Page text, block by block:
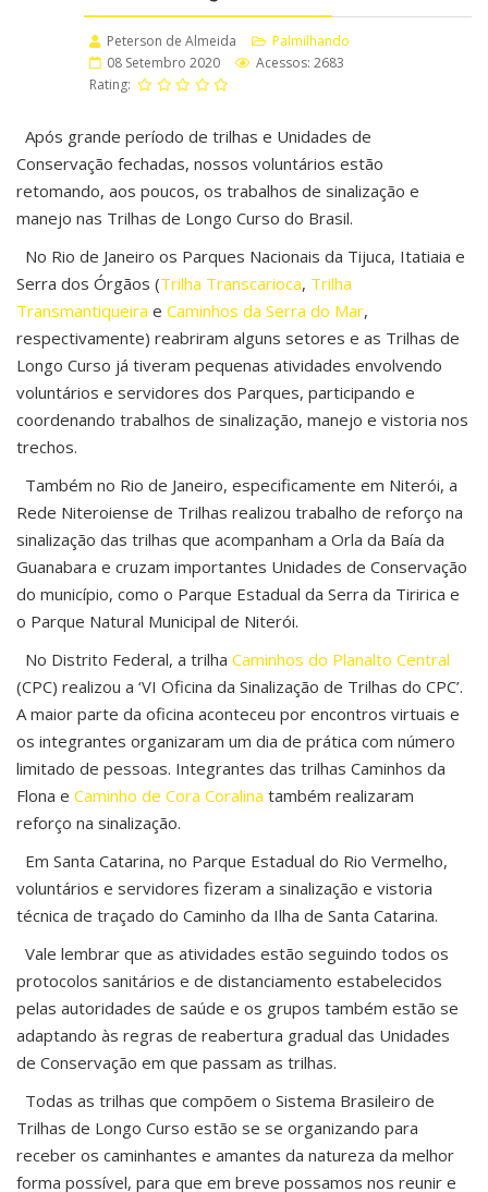
Peterson de Almeida
Palmilhando
08 Setembro 2020
Acessos: 2683
Rating:
Após grande período de trilhas e Unidades de
Conservação fechadas, nossos voluntários estão
retomando, aos poucos, os trabalhos de sinalização e
manejo nas Trilhas de Longo Curso do Brasil.
No Rio de Janeiro os Parques Nacionais da Tijuca, Itatiaia e
Serra dos Órgãos (Trilha Transcarioca, Trilha
Transmantiqueira e Caminhos da Serra do Mar,
respectivamente) reabriram alguns setores e as Trilhas de
Longo Curso já tiveram pequenas atividades envolvendo
voluntários e servidores dos Parques, participando e
coordenando trabalhos de sinalização, manejo e vistoria nos
trechos.
Também no Rio de Janeiro, especificamente em Niterói, a
Rede Niteroiense de Trilhas realizou trabalho de reforço na
sinalização das trilhas que acompanham a Orla da Baía da
Guanabara e cruzam importantes Unidades de Conservação
do município, como o Parque Estadual da Serra da Tiririca e
o Parque Natural Municipal de Niterói.
No Distrito Federal, a trilha Caminhos do Planalto Central
(CPC) realizou a ‘VI Oficina da Sinalização de Trilhas do CPC’.
A maior parte da oficina aconteceu por encontros virtuais e
os integrantes organizaram um dia de prática com número
limitado de pessoas. Integrantes das trilhas Caminhos da
Flona e Caminho de Cora Coralina também realizaram
reforço na sinalização.
Em Santa Catarina, no Parque Estadual do Rio Vermelho,
voluntários e servidores fizeram a sinalização e vistoria
técnica de traçado do Caminho da Ilha de Santa Catarina.
Vale lembrar que as atividades estão seguindo todos os
protocolos sanitários e de distanciamento estabelecidos
pelas autoridades de saúde e os grupos também estão se
adaptando às regras de reabertura gradual das Unidades
de Conservação em que passam as trilhas.
Todas as trilhas que compõem o Sistema Brasileiro de
Trilhas de Longo Curso estão se se organizando para
receber os caminhantes e amantes da natureza da melhor
forma possível, para que em breve possamos nos reunir e